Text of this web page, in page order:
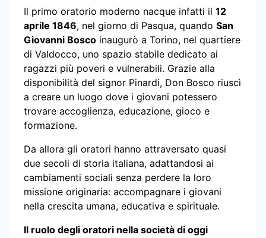
Il primo oratorio moderno nacque infatti il 12
aprile 1846, nel giorno di Pasqua, quando San
Giovanni Bosco inaugurò a Torino, nel quartiere
di Valdocco, uno spazio stabile dedicato ai
ragazzi più poveri e vulnerabili. Grazie alla
disponibilità del signor Pinardi, Don Bosco riuscì
a creare un luogo dove i giovani potessero
trovare accoglienza, educazione, gioco e
formazione.
Da allora gli oratori hanno attraversato quasi
due secoli di storia italiana, adattandosi ai
cambiamenti sociali senza perdere la loro
missione originaria: accompagnare i giovani
nella crescita umana, educativa e spirituale.
Il ruolo degli oratori nella società di oggi